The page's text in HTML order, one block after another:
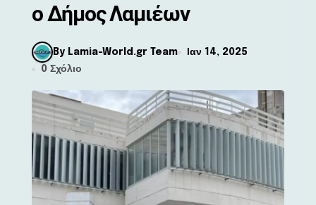
ο Δήμος Λαμιέων
By Lamia-World.gr Team
Ιαν 14, 2025
0 Σχόλιο